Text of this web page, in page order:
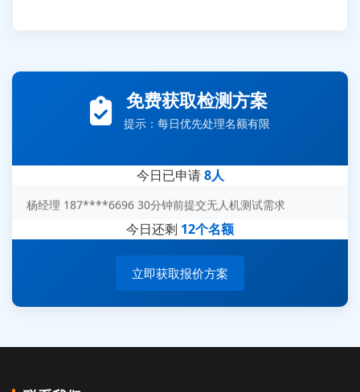
免费获取检测方案
提示：每日优先处理名额有限
今日已申请8人
王经理 186****9012 7分钟前提交并网/涉网试验需求
赵总 135****7688 12分钟前提交芯片失效分析需求
陈女士 158****1887 25分钟前提交材料分析需求
周总 136****0539 35分钟前提交机器人测试需求
今日还剩 12个名额
立即获取报价方案